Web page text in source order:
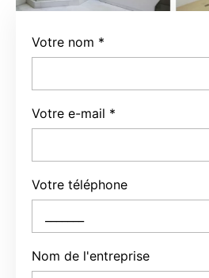
Votre nom *
Votre e-mail *
Votre téléphone
Nom de l'entreprise